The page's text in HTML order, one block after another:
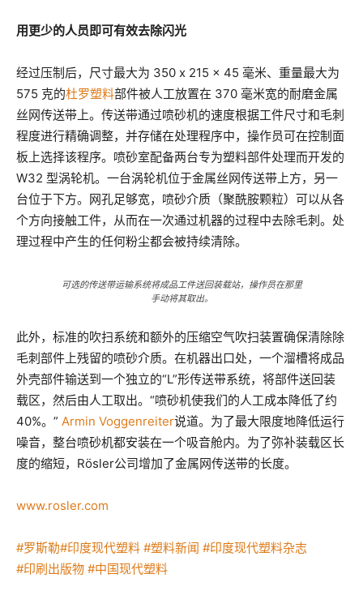
用更少的人员即可有效去除闪光
经过压制后，尺寸最大为 350 x 215 x 45 毫米、重量最大为
575 克的杜罗塑料部件被人工放置在 370 毫米宽的耐磨金属
丝网传送带上。传送带通过喷砂机的速度根据工件尺寸和毛刺
程度进行精确调整，并存储在处理程序中，操作员可在控制面
板上选择该程序。喷砂室配备两台专为塑料部件处理而开发的
W32 型涡轮机。一台涡轮机位于金属丝网传送带上方，另一
台位于下方。网孔足够宽，喷砂介质（聚酰胺颗粒）可以从各
个方向接触工件，从而在一次通过机器的过程中去除毛刺。处
理过程中产生的任何粉尘都会被持续清除。
可选的传送带运输系统将成品工件送回装载站，操作员在那里
手动将其取出。
此外，标准的吹扫系统和额外的压缩空气吹扫装置确保清除除
毛刺部件上残留的喷砂介质。在机器出口处，一个溜槽将成品
外壳部件输送到一个独立的“L”形传送带系统，将部件送回装
载区，然后由人工取出。“喷砂机使我们的人工成本降低了约
40%。” Armin Voggenreiter说道。为了最大限度地降低运行
噪音，整台喷砂机都安装在一个吸音舱内。为了弥补装载区长
度的缩短，Rösler公司增加了金属网传送带的长度。
www.rosler.com
#罗斯勒#印度现代塑料 #塑料新闻 #印度现代塑料杂志
#印刷出版物 #中国现代塑料